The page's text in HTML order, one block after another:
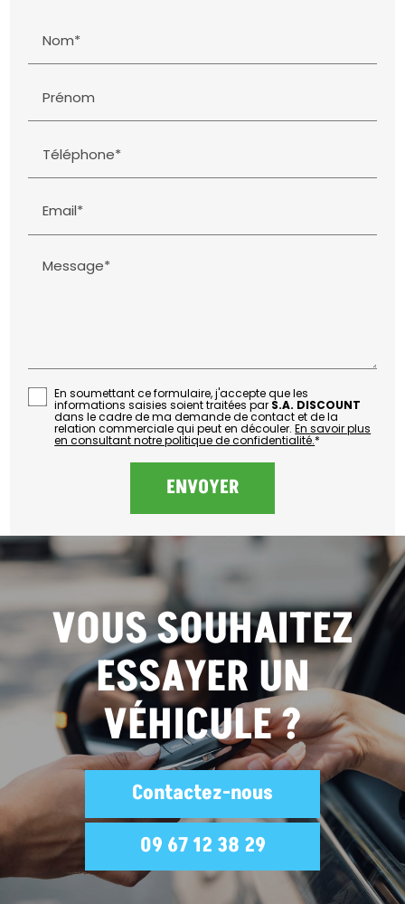
Nom*
Prénom
Téléphone*
Email*
Message*
En soumettant ce formulaire, j'accepte que les
informations saisies soient traitées par S.A. DISCOUNT
dans le cadre de ma demande de contact et de la
relation commerciale qui peut en découler.En savoir plus
en consultant notre politique de confidentialité.*
VOUS SOUHAITEZ
ESSAYER UN
VÉHICULE ?
Contactez-nous
09 67 12 38 29